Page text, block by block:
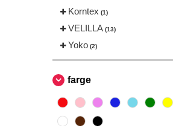
Korntex (1)
VELILLA (13)
Yoko (2)
farge